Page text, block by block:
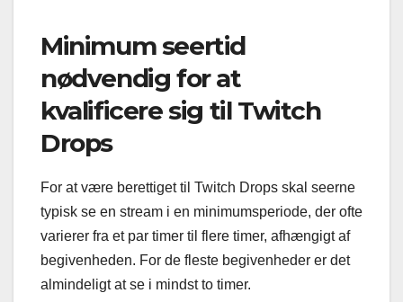
Minimum seertid
nødvendig for at
kvalificere sig til Twitch
Drops
For at være berettiget til Twitch Drops skal seerne
typisk se en stream i en minimumsperiode, der ofte
varierer fra et par timer til flere timer, afhængigt af
begivenheden. For de fleste begivenheder er det
almindeligt at se i mindst to timer.